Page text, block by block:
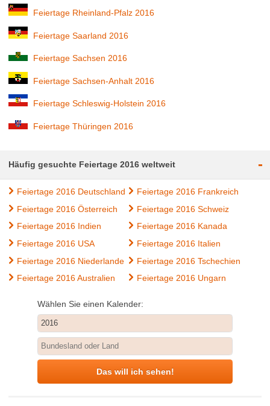
Feiertage Rheinland-Pfalz 2016
Feiertage Saarland 2016
Feiertage Sachsen 2016
Feiertage Sachsen-Anhalt 2016
Feiertage Schleswig-Holstein 2016
Feiertage Thüringen 2016
Häufig gesuchte Feiertage 2016 weltweit -
Feiertage 2016 Deutschland
Feiertage 2016 Frankreich
Feiertage 2016 Österreich
Feiertage 2016 Schweiz
Feiertage 2016 Indien
Feiertage 2016 Kanada
Feiertage 2016 USA
Feiertage 2016 Italien
Feiertage 2016 Niederlande
Feiertage 2016 Tschechien
Feiertage 2016 Australien
Feiertage 2016 Ungarn
Wählen Sie einen Kalender:
Das will ich sehen!